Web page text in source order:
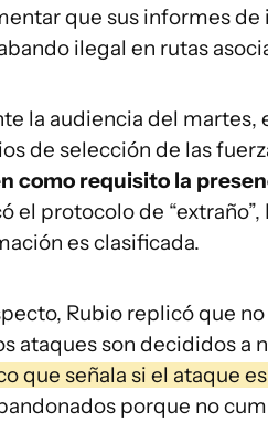
que sus informes
ilegal en rutas
la audiencia del
de selección de las
como requisito la
el protocolo de
es clasificada.
Rubio replicó que
ataques son decididos a
que señala si el ataque
porque no